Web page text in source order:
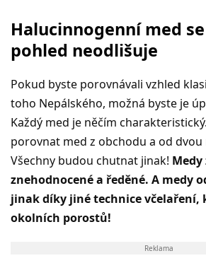
Halucinnogenní med
pohled neodlišuje
Pokud byste porovnávali vzhled
toho Nepálského, možná byste je
Každý med je něčím
porovnat med z obchodu a od dvou
Všechny budou chutnat jinak!
znehodnocené a ředěné. A medy
jinak díky jiné technice včelaření,
okolních porostů!
Reklama